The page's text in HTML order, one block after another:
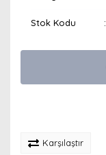
Stok Kodu
Karşılaştır